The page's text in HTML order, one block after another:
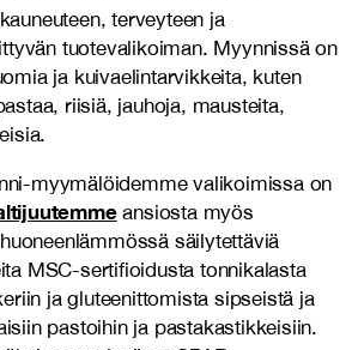
terveyteen ja
tuotevalikoiman. Myynnissä on
ja kuivaelintarvikkeita, kuten
riisiä, jauhoja, mausteita,
myymälöidemme valikoimissa on
ansiosta myös
säilytettäviä
MSC-sertifioidusta tonnikalasta
ja gluteenittomista sipseistä ja
pastoihin ja pastakastikkeisiin.